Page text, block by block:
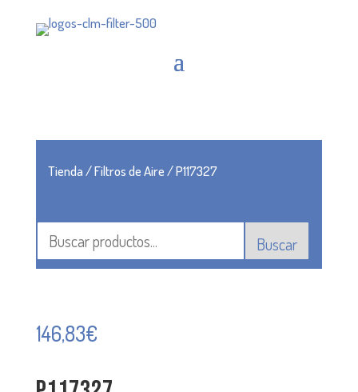
Tienda/Filtros de Aire/ P117327
Buscar
146,83€